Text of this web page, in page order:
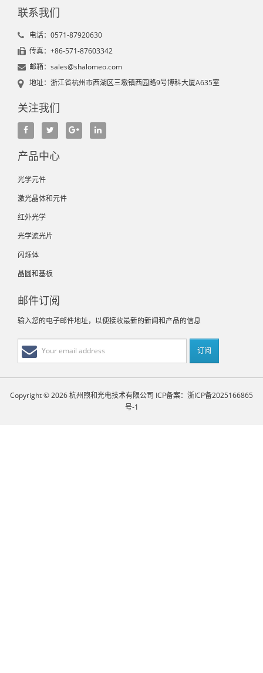
联系我们
电话：0571-87920630
传真：+86-571-87603342
邮箱：sales@shalomeo.com
地址：浙江省杭州市西湖区三墩镇西园路9号博科大厦A635室
关注我们
产品中心
光学元件
激光晶体和元件
红外光学
光学滤光片
闪烁体
晶圆和基板
邮件订阅
输入您的电子邮件地址，以便接收最新的新闻和产品的信息
Copyright © 2026 杭州煦和光电技术有限公司 ICP备案：浙ICP备2025166865
号-1